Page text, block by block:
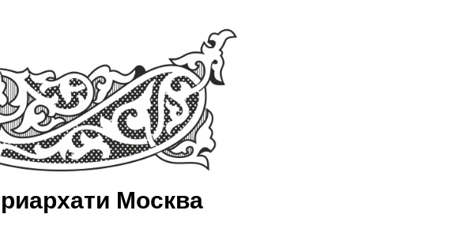
Москва